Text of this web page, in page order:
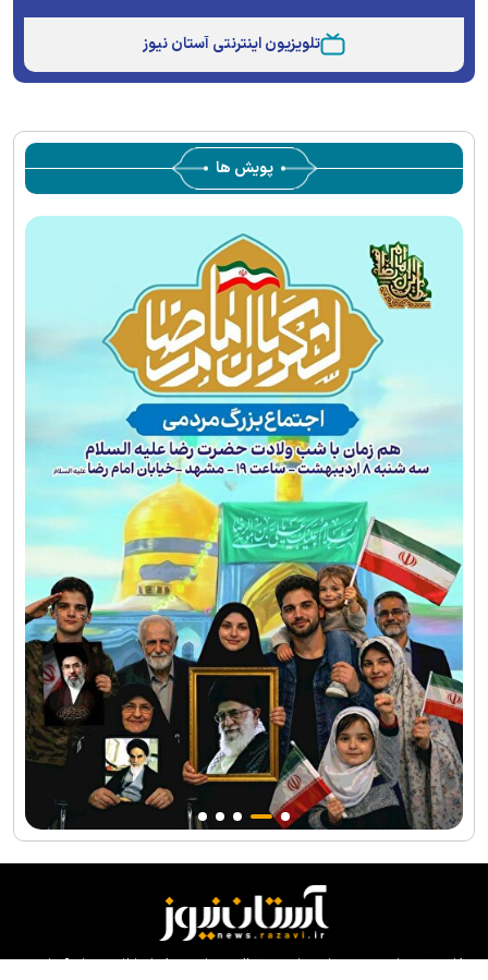
تلویزیون اینترنتی آستان نیوز
پویش ها
کلیه حقوق مادی و معنوی این سایت محفوظ و متعلق به مرکز ارتباطات و رسانه آستان